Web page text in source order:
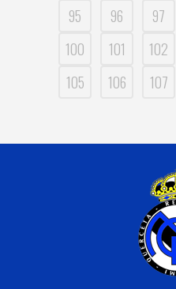
95
96 97
100
101 102
105
106 107